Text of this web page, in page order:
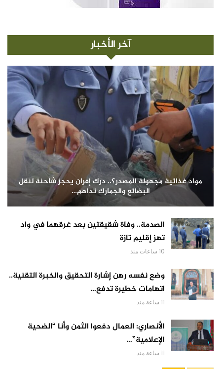
آخر الأخبار
مواد غذائية مجهولة المصدر؟.. درك إفران يحجز شاحنة لنقل
البضائع والجمارك تداهم…
الصدمة.. وفاة شقيقتين بعد غرقهما في واد
تهز إقليم تازة
10 ساعات منذ
وضع نفسه رهن إشارة التحقيق والخبرة التقنية..
اتهامات خطيرة تدفع…
11 ساعة منذ
الأنصاري: العمال دفعوا الثمن وأنا “الضحية
الإعلامية”…
11 ساعة منذ